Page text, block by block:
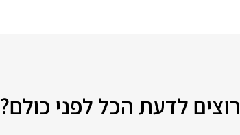
רוצים לדעת הכל לפני כולם?